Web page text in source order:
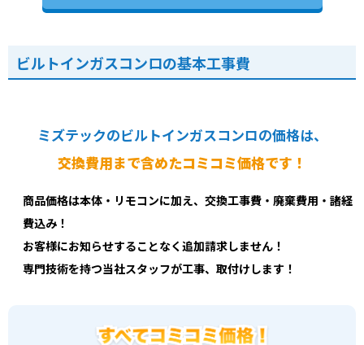
ビルトインガスコンロの基本工事費
ミズテックのビルトインガスコンロの価格は、
交換費用まで含めたコミコミ価格です！
商品価格は本体・リモコンに加え、交換工事費・廃棄費用・諸経
費込み！
お客様にお知らせすることなく追加請求しません！
専門技術を持つ当社スタッフが工事、取付けします！